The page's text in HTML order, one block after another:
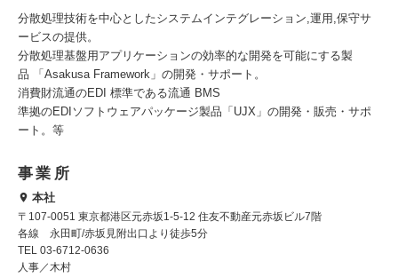
分散処理技術を中心としたシステムインテグレーション,運用,保守サ
ービスの提供。
分散処理基盤用アプリケーションの効率的な開発を可能にする製
品 「Asakusa Framework」の開発・サポート。
消費財流通のEDI 標準である流通 BMS
準拠のEDIソフトウェアパッケージ製品「UJX」の開発・販売・サポ
ート。等
事業所
本社
〒107-0051 東京都港区元赤坂1-5-12 住友不動産元赤坂ビル7階
各線 永田町/赤坂見附出口より徒歩5分
TEL 03-6712-0636
人事／木村